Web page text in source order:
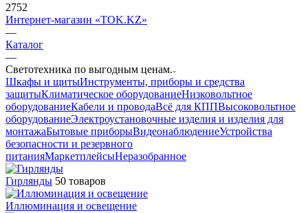
2752
Интернет-магазин «TOK.KZ»
—
Каталог
—
Светотехника по выгодным ценам.
Шкафы и щитыИнструменты, приборы и средства
защитыКлиматическое оборудованиеНизковольтное
оборудованиеКабели и проводаВсё для КППВысоковольтное
оборудованиеЭлектроустановочные изделия и изделия для
монтажаБытовые приборыВидеонаблюдениеУстройства
безопасности и резервного
питанияМаркетплейсыНеразобранное
Гирлянды 50 товаров
Иллюминация и освещение